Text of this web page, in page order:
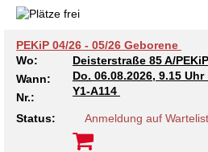
“Mäuseburg” /
Kindertagesstätte König-
Kindertagesstätte Langes
Kindertagesstätte Hiltrud-
Kindertagesstätte
Kindertagesstätte
PEKiP 04/26 - 05/26 Geborene
Wo:
Deisterstraße 85 A/
Wann:
Do. 06.08.2026, 9.15 Uhr
Nr.:
Y1-A114
Status: Anmeldung auf